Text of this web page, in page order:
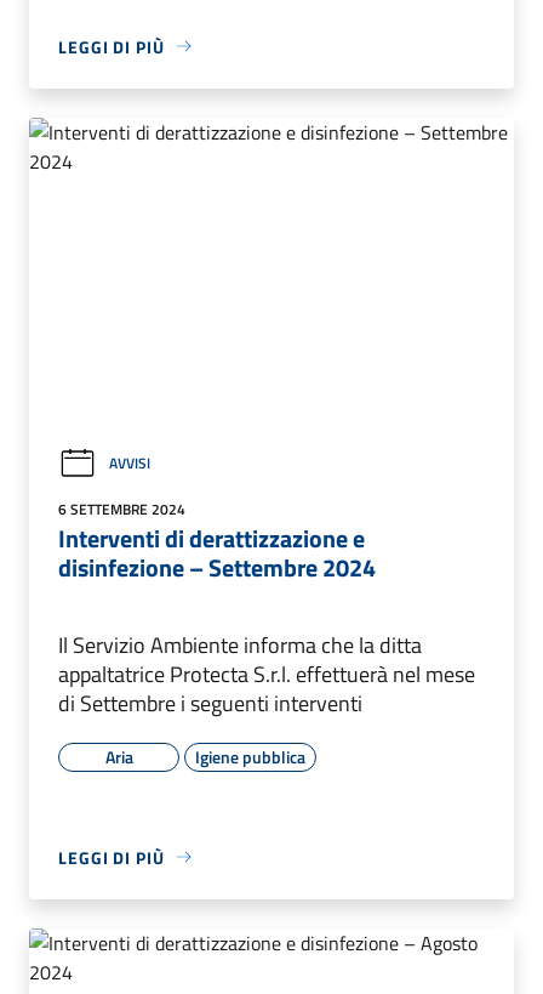
LEGGI DI PIÙ
AVVISI
6 SETTEMBRE 2024
Interventi di derattizzazione e
disinfezione – Settembre 2024
Il Servizio Ambiente informa che la ditta
appaltatrice Protecta S.r.l. effettuerà nel mese
di Settembre i seguenti interventi
Aria Igiene pubblica
LEGGI DI PIÙ